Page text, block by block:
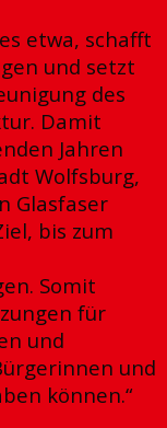
etwa, schafft
und setzt
des
Damit
Jahren
Wolfsburg,
Glasfaser
bis zum
Somit
für
und
und
können.“